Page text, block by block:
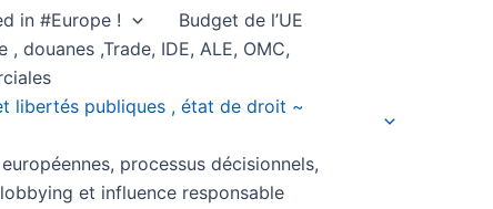
in #Europe !
Budget de l’UE
douanes ,Trade, IDE, ALE, OMC,
libertés publiques , état de droit ~
processus décisionnels,
et influence responsable